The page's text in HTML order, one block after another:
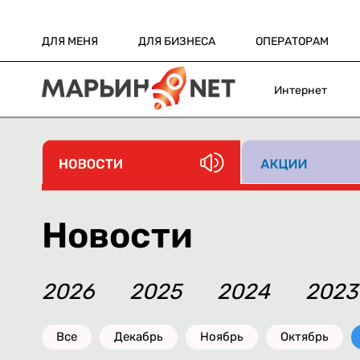
ДЛЯ МЕНЯ ДЛЯ БИЗНЕСА ОПЕРАТОРАМ
Интернет
Новости
2026 2025 2024 2023
Все Декабрь Ноябрь Октябрь